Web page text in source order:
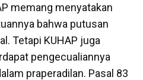
memang menyatakan
bahwa putusan
Tetapi KUHAP juga
pengecualiannya
praperadilan. Pasal 83